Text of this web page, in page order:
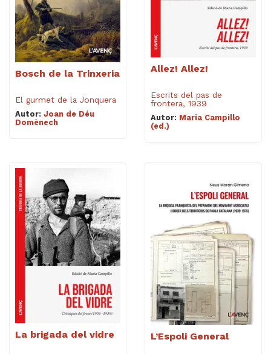
Bosch de la Trinxeria
El gurmet de la Jonquera
Autor: Joan de Déu
Domènech
Allez! Allez!
Escrits del pas de
frontera, 1939
Autor: Maria Campillo
(ed.)
La brigada del vidre L’Espoli General